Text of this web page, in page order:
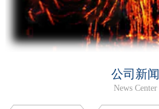
公司新闻
News Center